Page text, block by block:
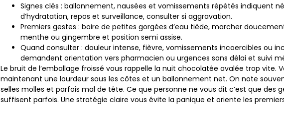
Signes clés : ballonnement, nausées et vomissements répétés indiquent
d’hydratation, repos et surveillance, consulter si aggravation.
Premiers gestes : boire de petites gorgées d’eau tiède, marcher
menthe ou gingembre et position semi assise.
Quand consulter : douleur intense, fièvre, vomissements incoercibles ou
demandent orientation vers pharmacien ou urgences sans délai et suivi
Le bruit de l’emballage froissé vous rappelle la nuit chocolatée avalée trop vite.
maintenant une lourdeur sous les côtes et un ballonnement net. On note
selles molles et parfois mal de tête. Ce que personne ne vous dit c’est que des
suffisent parfois. Une stratégie claire vous évite la panique et oriente les